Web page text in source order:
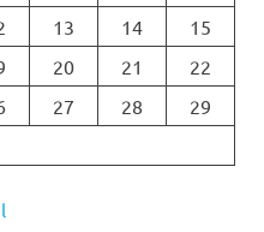
13 14
15
20 21
22
27 28
29